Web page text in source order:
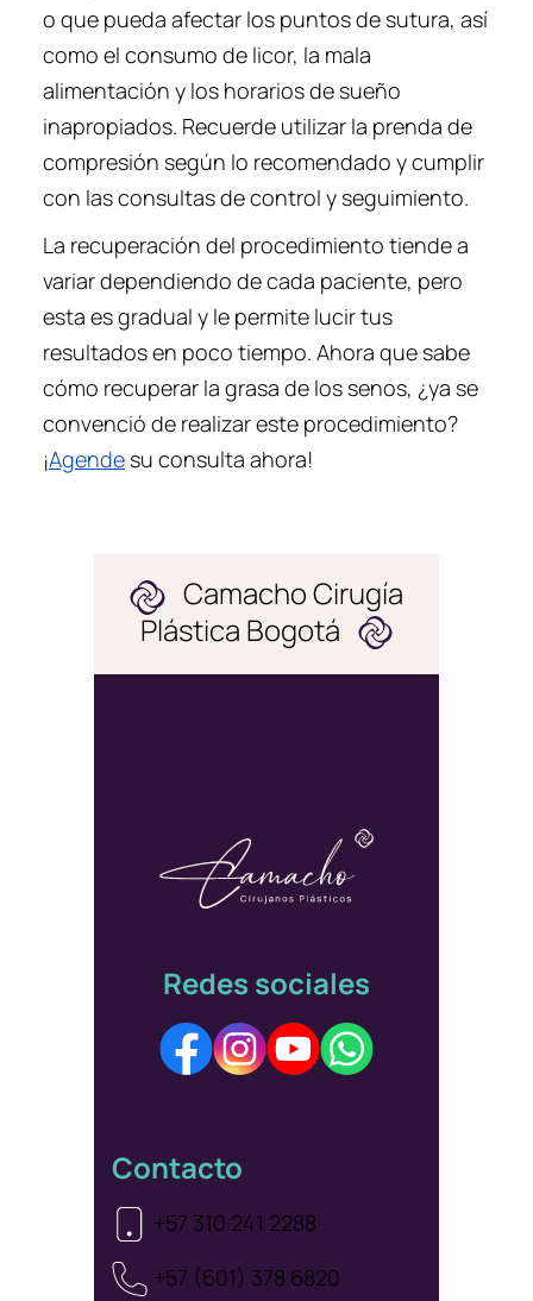
o que pueda afectar los puntos de sutura, así
como el consumo de licor, la mala
alimentación y los horarios de sueño
inapropiados. Recuerde utilizar la prenda de
compresión según lo recomendado y cumplir
con las consultas de control y seguimiento.
La recuperación del procedimiento tiende a
variar dependiendo de cada paciente, pero
esta es gradual y le permite lucir tus
resultados en poco tiempo. Ahora que sabe
cómo recuperar la grasa de los senos, ¿ya se
convenció de realizar este procedimiento?
¡Agendesu consulta ahora!
Camacho Cirugía
Plástica Bogotá
Redes sociales
Contacto
+57 310 241 2288
+57 (601) 378 6820